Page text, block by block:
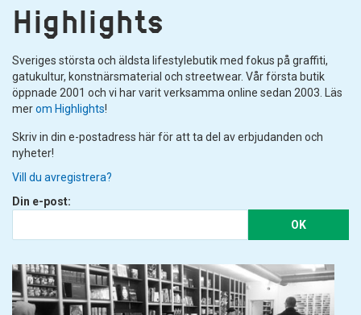
Highlights
Sveriges största och äldsta lifestylebutik med fokus på graffiti,
gatukultur, konstnärsmaterial och streetwear. Vår första butik
öppnade 2001 och vi har varit verksamma online sedan 2003. Läs
merom Highlights!
Skriv in din e-postadress här för att ta del av erbjudanden och
nyheter!
Vill du avregistrera?
Din e-post:
OK